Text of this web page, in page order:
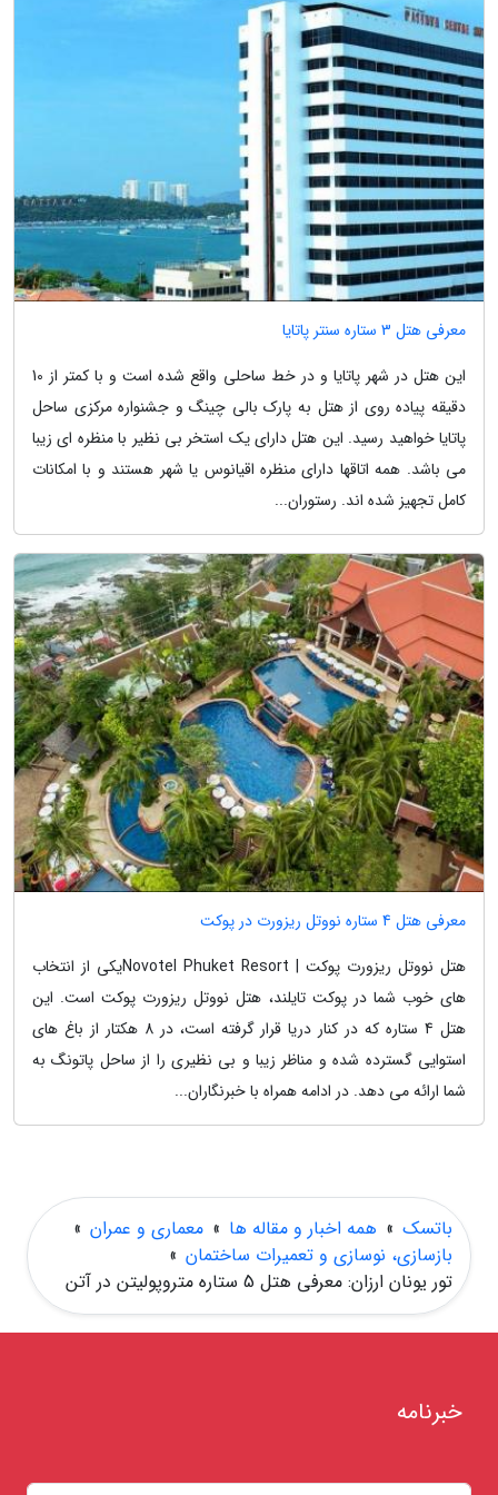
معرفی هتل 3 ستاره سنتر پاتایا
این هتل در شهر پاتایا و در خط ساحلی واقع شده است و با کمتر از 10
دقیقه پیاده روی از هتل به پارک بالی چینگ و جشنواره مرکزی ساحل
پاتایا خواهید رسید. این هتل دارای یک استخر بی نظیر با منظره ای زیبا
می باشد. همه اتاقها دارای منظره اقیانوس یا شهر هستند و با امکانات
کامل تجهیز شده اند. رستوران...
معرفی هتل 4 ستاره نووتل ریزورت در پوکت
هتل نووتل ریزورت پوکت | Novotel Phuket Resortیکی از انتخاب
های خوب شما در پوکت تایلند، هتل نووتل ریزورت پوکت است. این
هتل 4 ستاره که در کنار دریا قرار گرفته است، در 8 هکتار از باغ های
استوایی گسترده شده و مناظر زیبا و بی نظیری را از ساحل پاتونگ به
شما ارائه می دهد. در ادامه همراه با خبرنگاران...
باتسک » همه اخبار و مقاله ها » معماری و عمران »
بازسازی، نوسازی و تعمیرات ساختمان »
تور یونان ارزان: معرفی هتل 5 ستاره متروپولیتن در آتن
خبرنامه